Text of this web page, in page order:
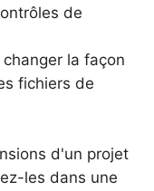
de
changer la façon
fichiers de
d'un projet
les dans une